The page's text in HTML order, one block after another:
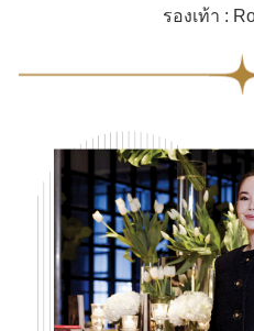
รองเท้า :